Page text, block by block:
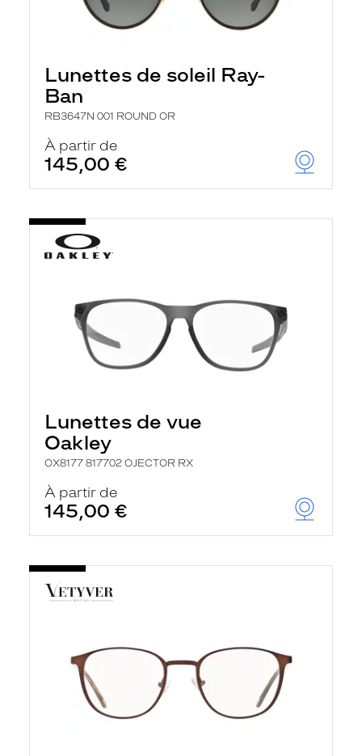
Lunettes de soleil Ray-
Ban
RB3647N 001 ROUND OR
À partir de
145,00 €
Lunettes de vue
Oakley
OX8177 817702 OJECTOR RX
À partir de
145,00 €